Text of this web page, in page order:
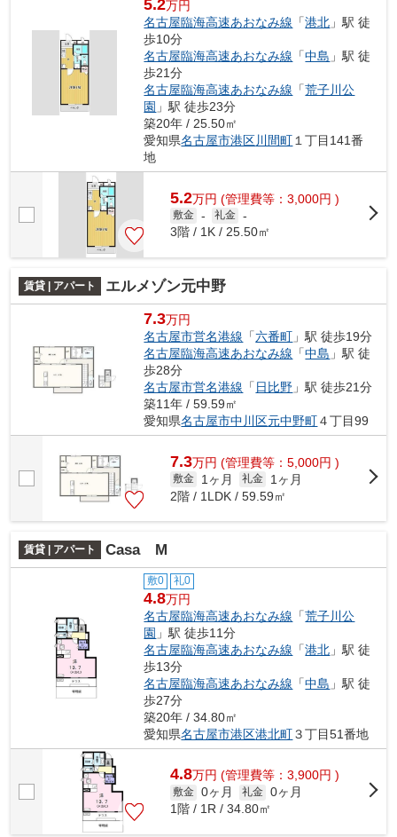
5.2万円
名古屋臨海高速あおなみ線 「港北 」駅 徒
歩10分
名古屋臨海高速あおなみ線 「中島 」駅 徒
歩21分
名古屋臨海高速あおなみ線 「荒子川公
園 」駅 徒歩23分
築20年 / 25.50㎡
愛知県名古屋市港区川間町 １丁目141番
地
5.2万円 (管理費等：3,000円 )
敷金 - 礼金 -
3階 / 1K / 25.50㎡
賃貸 | アパート エルメゾン元中野
7.3万円
名古屋市営名港線 「六番町 」駅 徒歩19分
名古屋臨海高速あおなみ線 「中島 」駅 徒
歩28分
名古屋市営名港線 「 日比野 」駅 徒歩21分
築11年 / 59.59㎡
愛知県名古屋市中川区元中野町４丁目99
7.3万円 (管理費等：5,000円 )
敷金 1ヶ月 礼金
1ヶ月
2階 / 1LDK / 59.59㎡
賃貸 | アパート Casa M
敷0 礼0
4.8万円
名古屋臨海高速あおなみ線 「荒子川公
園 」駅 徒歩11分
名古屋臨海高速あおなみ線 「港北 」駅 徒
歩13分
名古屋臨海高速あおなみ線 「中島 」駅 徒
歩27分
築20年 / 34.80㎡
愛知県名古屋市港区港北町３丁目51番地
4.8万円 (管理費等：3,900円 )
敷金 0ヶ月 礼金 0ヶ月
1階 / 1R / 34.80㎡